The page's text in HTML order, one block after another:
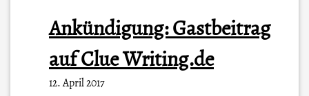
Ankündigung: Gastbeitrag
auf Clue Writing.de
12. April 2017